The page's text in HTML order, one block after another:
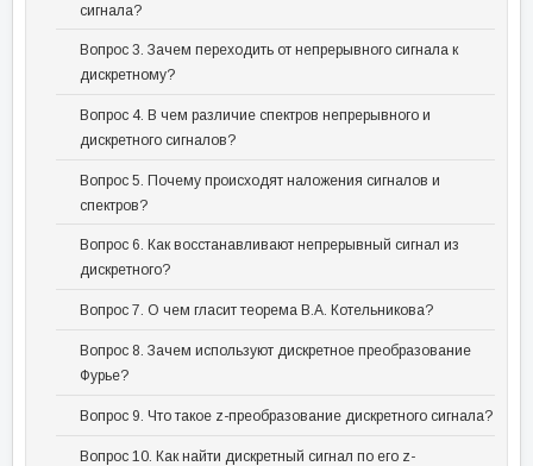
сигнала?
Вопрос 3. Зачем переходить от непрерывного сигнала к
дискретному?
Вопрос 4. В чем различие спектров непрерывного и
дискретного сигналов?
Вопрос 5. Почему происходят наложения сигналов и
спектров?
Вопрос 6. Как восстанавливают непрерывный сигнал из
дискретного?
Вопрос 7. О чем гласит теорема В.А. Котельникова?
Вопрос 8. Зачем используют дискретное преобразование
Фурье?
Вопрос 9. Что такое z-преобразование дискретного сигнала?
Вопрос 10. Как найти дискретный сигнал по его z-